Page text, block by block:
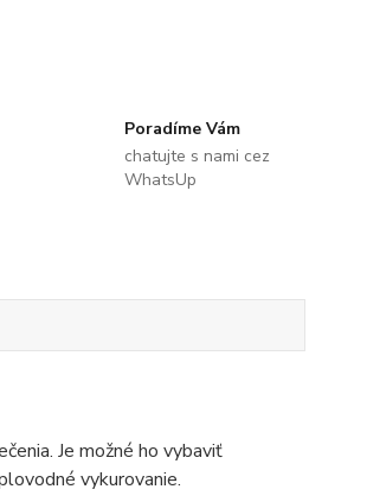
Poradíme Vám
chatujte s nami cez
WhatsUp
Je možné ho vybaviť
vykurovanie.